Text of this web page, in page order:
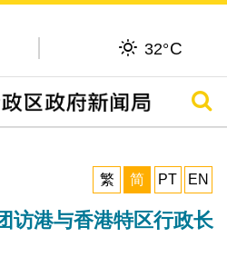
32°C
搜寻
繁
简 PT EN
访港与香港特区行政长